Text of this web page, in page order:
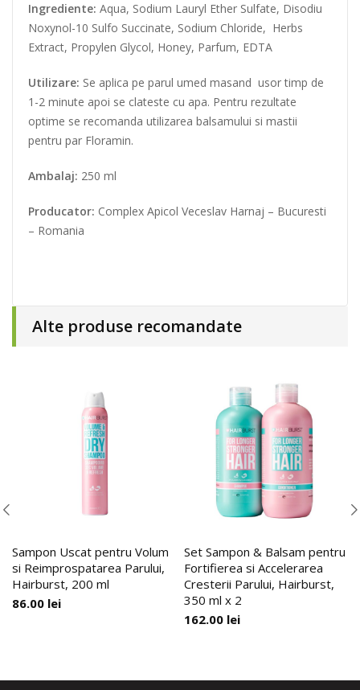
Ingrediente: Aqua, Sodium Lauryl Ether Sulfate, Disodiu
Noxynol-10 Sulfo Succinate, Sodium Chloride, Herbs
Extract, Propylen Glycol, Honey, Parfum, EDTA
Utilizare: Se aplica pe parul umed masand usor timp de
1-2 minute apoi se clateste cu apa. Pentru rezultate
optime se recomanda utilizarea balsamului si mastii
pentru par Floramin.
Ambalaj: 250 ml
Producator: Complex Apicol Veceslav Harnaj – Bucuresti
– Romania
Alte produse recomandate
Sampon Uscat pentru Volum
si Reimprospatarea Parului,
Hairburst, 200 ml
86.00 lei
Set Sampon & Balsam pentru
Fortifierea si Accelerarea
Cresterii Parului, Hairburst,
350 ml x 2
162.00 lei